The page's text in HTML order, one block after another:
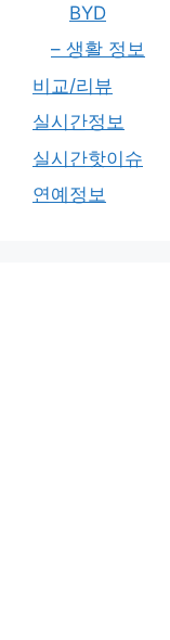
BYD
– 생활 정보
비교/리뷰
실시간정보
실시간핫이슈
연예정보